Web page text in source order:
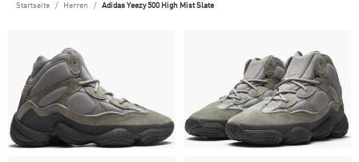
Startseite Herren Adidas Yeezy 500 High Mist Slate